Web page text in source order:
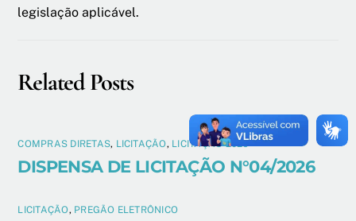
legislação aplicável.
Related Posts
COMPRAS DIRETAS, LICITAÇÃO, LICITAÇÃO 2026
DISPENSA DE LICITAÇÃO N°04/2026
LICITAÇÃO, PREGÃO ELETRÔNICO